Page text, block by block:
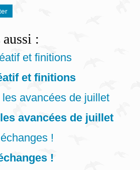
:
et finitions
avancées de juillet
!